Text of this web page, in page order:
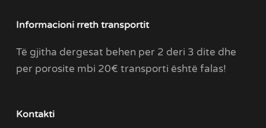
Informacioni rreth transportit
Të gjitha dergesat behen per 2 deri 3 dite dhe
per porosite mbi 20€ transporti është falas!
Kontakti